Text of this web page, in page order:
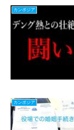
カンボジア
カンボジア